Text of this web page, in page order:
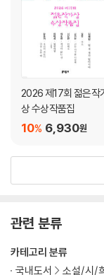
2026 제17회 젊은작
상 수상작품집
6,930원
10%
관련 분류
카테고리 분류
국내도서
소설/시/